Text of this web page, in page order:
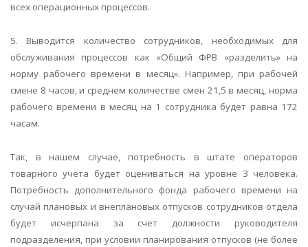
всех операционных процессов.
5. Выводится количество сотрудников, необходимых для
обслуживания процессов как «Общий ФРВ «разделить» на
норму рабочего времени в месяц». Например, при рабочей
смене 8 часов, и среднем количестве смен 21,5 в месяц, норма
рабочего времени в месяц на 1 сотрудника будет равна 172
часам.
Так, в нашем случае, потребность в штате операторов
товарного учета будет оцениваться на уровне 3 человека.
Потребность дополнительного фонда рабочего времени на
случай плановых и внеплановых отпусков сотрудников отдела
будет исчерпана за счет должности руководителя
подразделения, при условии планирования отпусков (не более